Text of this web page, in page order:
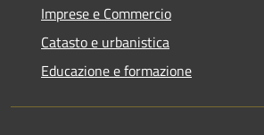
Imprese e Commercio
Catasto e urbanistica
Educazione e formazione